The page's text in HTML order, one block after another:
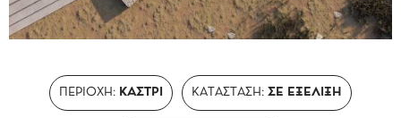
ΠΕΡΙΟΧΗ: ΚΑΣΤΡΙ ΚΑΤΑΣΤΑΣΗ: ΣΕ ΕΞΈΛΙΞΗ